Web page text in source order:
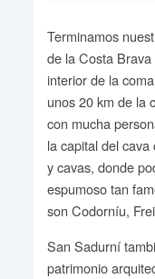
Terminamos
de la Costa
interior de la
unos 20 km de la
con mucha
la capital del
y cavas, donde
espumoso tan
son Codorníu,
San Sadurní
patrimonio